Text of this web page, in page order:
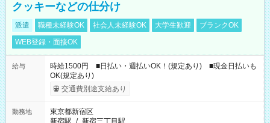
クッキーなどの仕分け
派遣 職種未経験OK 社会人未経験OK 大学生歓迎
ブランクOK
WEB登録・面接OK
給与
時給1500円 ■日払い・週払いOK！(規定あり) ■現金日払いも
OK(規定あり)
交通費別途支給あり
勤務地
東京都新宿区
新宿駅 / 新宿三丁目駅